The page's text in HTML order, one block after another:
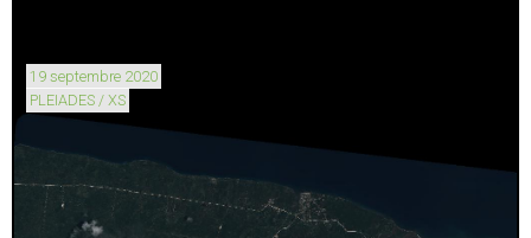
19 septembre 2020
PLEIADES / XS